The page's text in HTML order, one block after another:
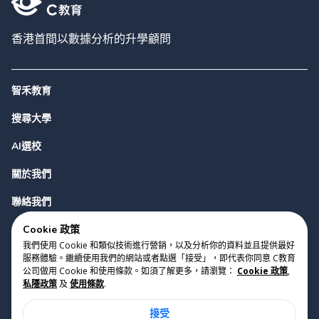
香港首間以數據分析的升學顧問
智禾教育
搜尋大學
AI選校
關於我們
聯絡我們
版權 2023 Cyclopes® •
使用條款
Cookie 政策
我們使用 Cookie 和類似技術進行營銷，以及分析你的資料並且提供最好
服務體驗。繼續使用我們的網站或者點選「接受」，即代表你同意 C教育
公司做用 Cookie 和使用條款。如須了解更多，請瀏覽： Cookie 政策,
私隱政策及 使用條款.
接受